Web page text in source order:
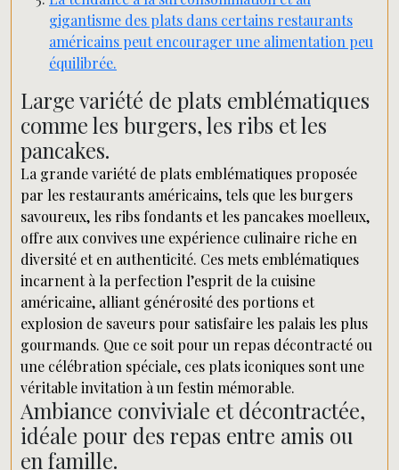
gigantisme des plats dans certains restaurants
américains peut encourager une alimentation peu
équilibrée.
Large variété de plats emblématiques
comme les burgers, les ribs et les
pancakes.
La grande variété de plats emblématiques proposée
par les restaurants américains, tels que les burgers
savoureux, les ribs fondants et les pancakes moelleux,
offre aux convives une expérience culinaire riche en
diversité et en authenticité. Ces mets emblématiques
incarnent à la perfection l’esprit de la cuisine
américaine, alliant générosité des portions et
explosion de saveurs pour satisfaire les palais les plus
gourmands. Que ce soit pour un repas décontracté ou
une célébration spéciale, ces plats iconiques sont une
véritable invitation à un festin mémorable.
Ambiance conviviale et décontractée,
idéale pour des repas entre amis ou
en famille.